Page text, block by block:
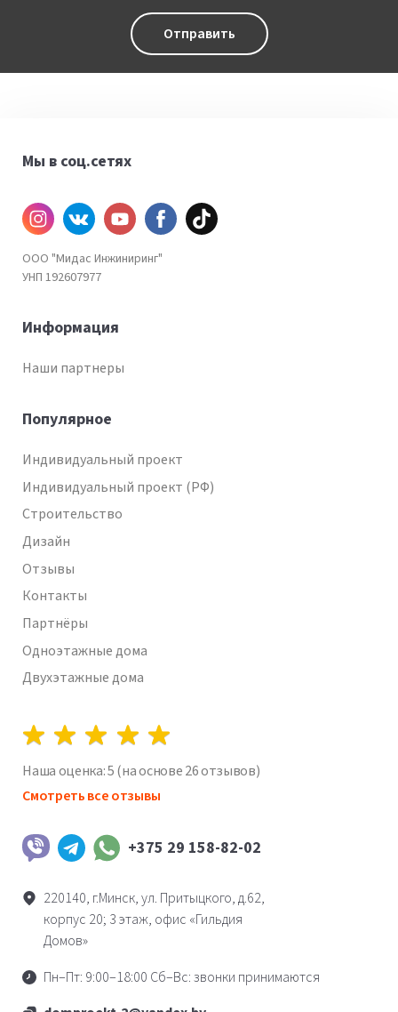
Отправить
Мы в соц.сетях
Инстаграм
ВКонтакте
YouTube
Facebook
TiKtok
ООО "Мидас Инжиниринг"
УНП 192607977
Информация
Наши партнеры
Популярное
Индивидуальный проект
Индивидуальный проект (РФ)
Строительство
Дизайн
Отзывы
Контакты
Партнёры
Одноэтажные дома
Двухэтажные дома
Наша оценка:5(на основе26отзывов)
Смотреть все отзывы
+375 29 158-82-02
220140, г.Минск, ул. Притыцкого, д.62,
корпус 20; 3 этаж, офис «Гильдия
Домов»
Пн–Пт: 9:00–18:00 Сб–Вс: звонки принимаются